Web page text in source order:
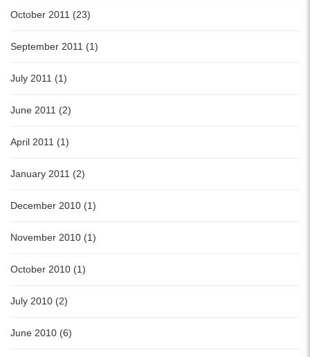
October 2011 (23)
September 2011 (1)
July 2011 (1)
June 2011 (2)
April 2011 (1)
January 2011 (2)
December 2010 (1)
November 2010 (1)
October 2010 (1)
July 2010 (2)
June 2010 (6)